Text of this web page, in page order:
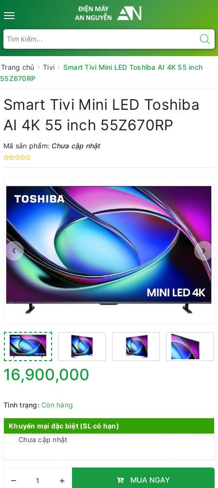
Toggle
Trang chủ Tivi
Smart Tivi Mini LED Toshiba AI 4K 55 inch
55Z670RP
Smart Tivi Mini LED Toshiba
AI 4K 55 inch 55Z670RP
Mã sản phẩm: Chưa cập nhật
‹ ›
16,900,000
Tình trạng: Còn hàng
Khuyến mại đặc biệt (SL có hạn)
Chưa cập nhật
– + MUA NGAY